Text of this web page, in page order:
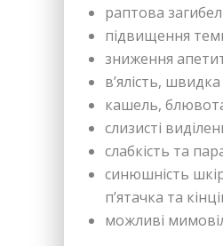
раптова
підвищення
зниження
в’ялість,
кашель,
слизисті
слабкість та
синюшність
п’ятачка та
можливі